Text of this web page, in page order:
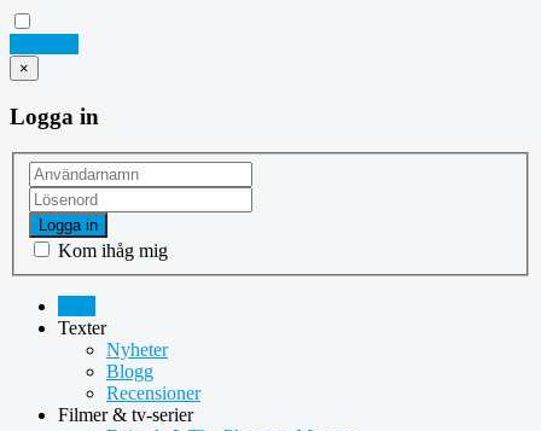
×
Logga in
Logga in
Kom ihåg mig
Texter
Nyheter
Blogg
Recensioner
Filmer & tv-serier